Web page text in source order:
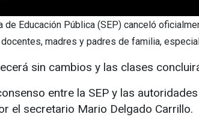
de Educación Pública (SEP) canceló
madres y padres de familia,
sin cambios y las clases
entre la SEP y las
el secretario Mario Delgado Carrillo.